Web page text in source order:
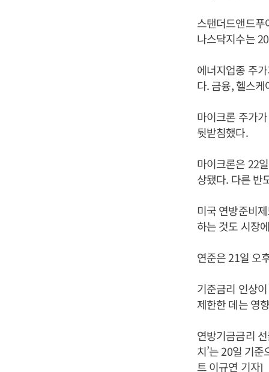
스탠더드앤드
나스닥지수는
에너지업종 주
다. 금융, 헬스
마이크론 주가
뒷받침했다.
마이크론은 22
상됐다. 다른 반
미국 연방준비
하는 것도 시장
연준은 21일 오
기준금리 인상
제한한 데는 영
연방기금금리
치’는 20일 기
트 이규연 기자]